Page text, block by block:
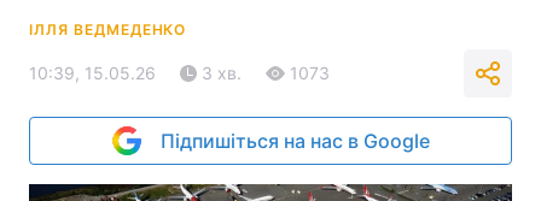
ІЛЛЯ ВЕДМЕДЕНКО
10:39, 15.05.26 3 хв. 1073
Підпишіться на нас в Google